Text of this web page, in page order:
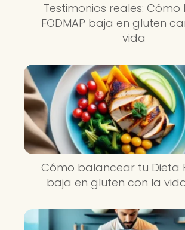
Testimonios reales: Cómo
FODMAP baja en gluten
vida
Cómo balancear tu Dieta
baja en gluten con la